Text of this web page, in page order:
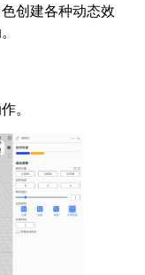
创建各种动态效
。